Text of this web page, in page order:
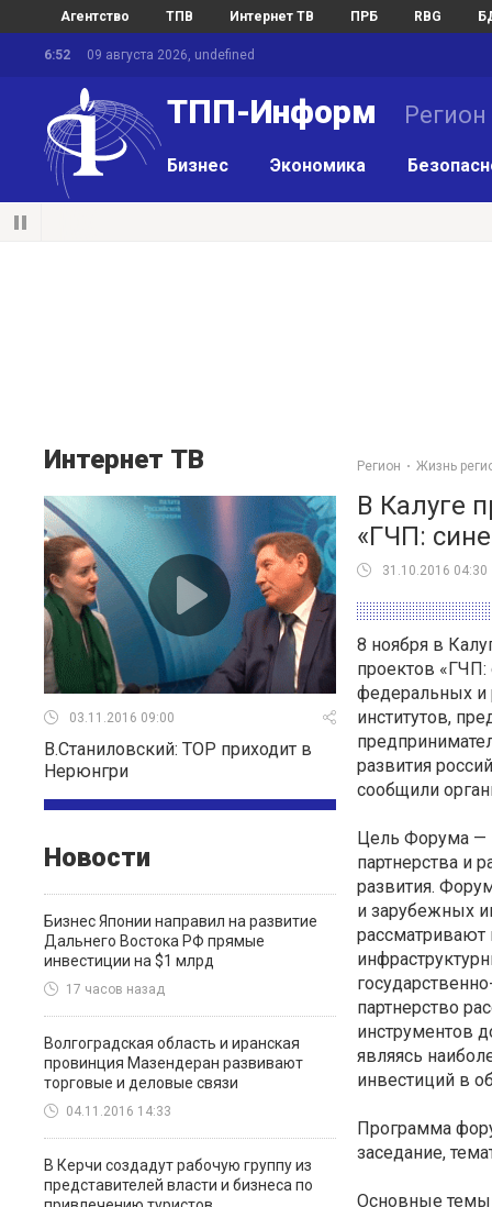
Агентство ТПВ Интернет ТВ ПРБ RBG
6:52 09 августа 2026, undefined
ТПП-Информ Регион
Бизнес Экономика
Интернет ТВ
03.11.2016 09:00
В.Станиловский: ТОР приходит в
Нерюнгри
Новости
Бизнес Японии направил на развитие
Дальнего Востока РФ прямые
инвестиции на $1 млрд
17 часов назад
Волгоградская область и иранская
провинция Мазендеран развивают
торговые и деловые связи
04.11.2016 14:33
В Керчи создадут рабочую группу из
представителей власти и бизнеса по
Регион Жизнь
В Калуге
«ГЧП:
31.10.2016 04:30
8 ноября в
проектов «ГЧП:
федеральных и
институтов,
развития
сообщили
Цель Форума —
партнерства и
развития.
и зарубежных
рассматривают
партнерство
инструментов
являясь
инвестиций в
Программа
заседание,
Основные